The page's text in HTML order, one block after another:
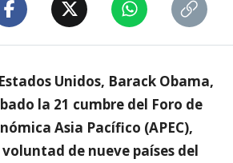
Unidos, Barack Obama,
la 21 cumbre del Foro de
Asia Pacífico (APEC),
de nueve países del